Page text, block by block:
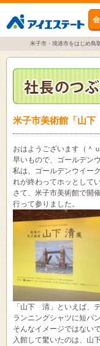
米子市・境港市をはじめ鳥
米子市美術館「山
おはようございます（＾ｕ
早いもので、ゴールデン
私は、ゴールデンウイー
れが終わってホッとしてい
さて、米子市美術館で開
行って参りました。
「山下 清」といえば、
ランニングシャツに短パ
そんなイメージではない
入館して驚いたのは、山